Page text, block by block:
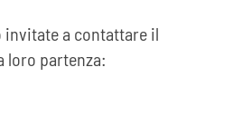
invitate a contattare il
loro partenza: